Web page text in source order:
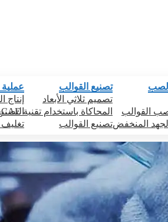
القوالب
المنخفض
تصنيع القوالب
تصميم ثلاثي الأبعاد
المحاكاة باستخدام تقنية CAE
تصنيع القوالب
عملية
تغليف